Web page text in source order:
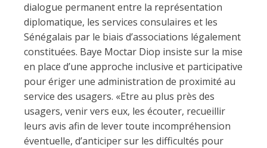
dialogue permanent entre la représentation
diplomatique, les services consulaires et les
Sénégalais par le biais d’associations légalement
constituées. Baye Moctar Diop insiste sur la mise
en place d’une approche inclusive et participative
pour ériger une administration de proximité au
service des usagers. «Etre au plus près des
usagers, venir vers eux, les écouter, recueillir
leurs avis afin de lever toute incompréhension
éventuelle, d’anticiper sur les difficultés pour